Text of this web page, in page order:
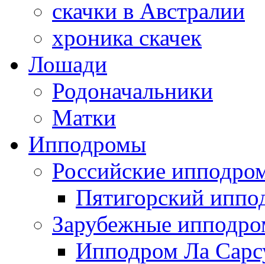
скачки в Австралии
хроника скачек
Лошади
Родоначальники
Матки
Ипподромы
Российские
Пятигорский
Зарубежные
Ипподром Ла